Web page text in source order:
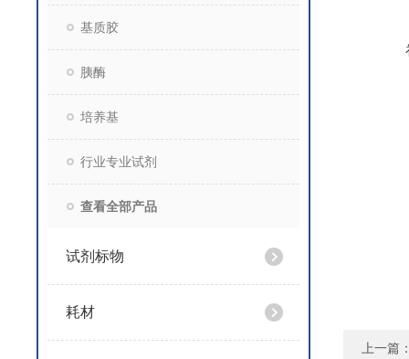
基质胶
胰酶
培养基
行业专业试剂
查看全部产品
试剂标物
耗材
上一篇